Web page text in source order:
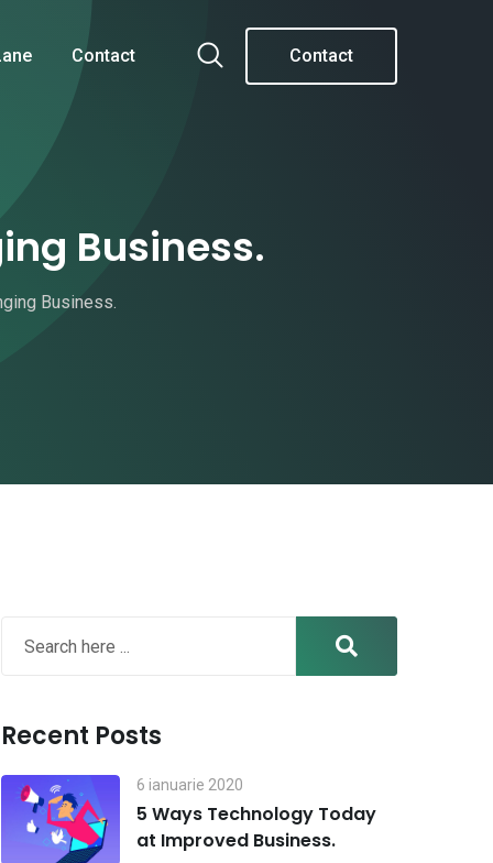
Contact Contact
Business.
Business.
Recent Posts
6 ianuarie 2020
5 Ways Technology Today
at Improved Business.